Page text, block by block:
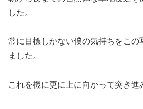
した。
常に目標しかない僕の気持ちをこの
ました。
これを機に更に上に向かって突き進